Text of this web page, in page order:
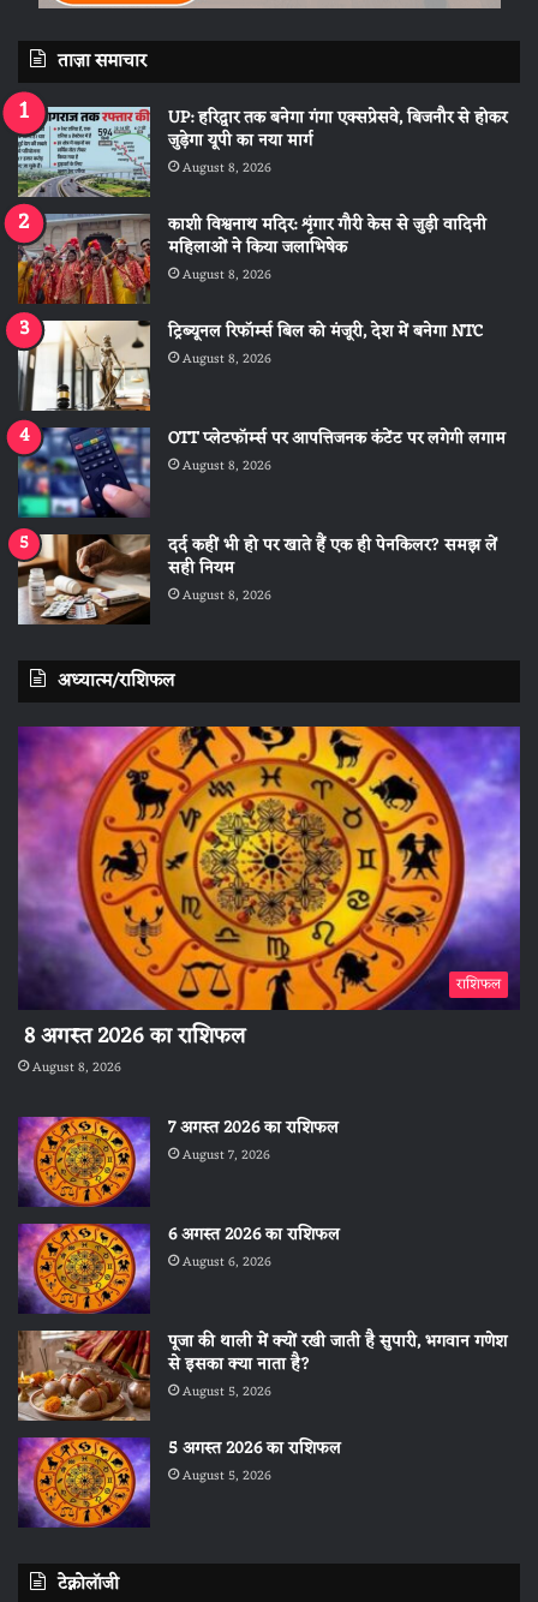
ताज़ा समाचार
UP: हरिद्वार तक बनेगा गंगा एक्सप्रेसवे, बिजनौर से होकर
जुड़ेगा यूपी का नया मार्ग
August 8, 2026
काशी विश्वनाथ मदिर: शृंगार गौरी केस से जुड़ी वादिनी
महिलाओं ने किया जलाभिषेक
August 8, 2026
ट्रिब्यूनल रिफॉर्म्स बिल को मंजूरी, देश में बनेगा NTC
August 8, 2026
OTT प्लेटफॉर्म्स पर आपत्तिजनक कंटेंट पर लगेगी लगाम
August 8, 2026
दर्द कहीं भी हो पर खाते हैं एक ही पेनकिलर? समझ लें
सही नियम
August 8, 2026
अध्यात्म/राशिफल
राशिफल
8 अगस्त 2026 का राशिफल
August 8, 2026
7 अगस्त 2026 का राशिफल
August 7, 2026
6 अगस्त 2026 का राशिफल
August 6, 2026
पूजा की थाली में क्यों रखी जाती है सुपारी, भगवान गणेश
से इसका क्या नाता है?
August 5, 2026
5 अगस्त 2026 का राशिफल
August 5, 2026
टेक्नोलॉजी